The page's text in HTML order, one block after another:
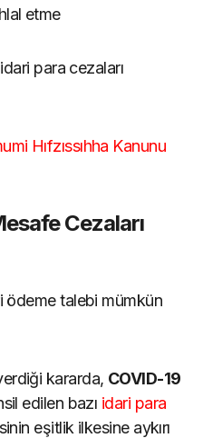
etme
para cezaları
Hıfzıssıhha Kanunu
Cezaları
ödeme talebi mümkün
kararda, COVID-19
edilen bazı idari para
eşitlik ilkesine aykırı